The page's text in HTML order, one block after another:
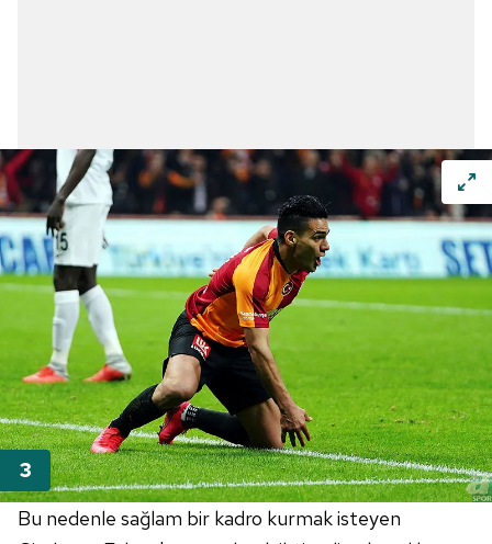
Bu nedenle sağlam bir kadro kurmak isteyen